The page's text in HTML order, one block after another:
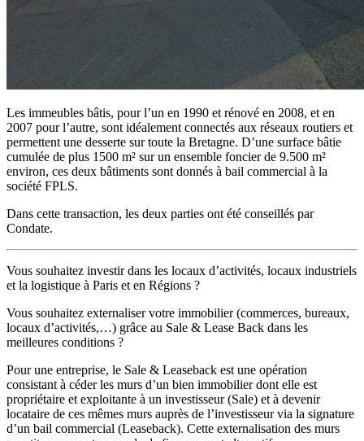
Les immeubles bâtis, pour l’un en 1990 et rénové en 2008, et en
2007 pour l’autre, sont idéalement connectés aux réseaux routiers et
permettent une desserte sur toute la Bretagne. D’une surface bâtie
cumulée de plus 1500 m² sur un ensemble foncier de 9.500 m²
environ, ces deux bâtiments sont donnés à bail commercial à la
société FPLS.
Dans cette transaction, les deux parties ont été conseillés par
Condate.
Vous souhaitez investir dans les locaux d’activités, locaux industriels
et la logistique à Paris et en Régions ?
Vous souhaitez externaliser votre immobilier (commerces, bureaux,
locaux d’activités,…) grâce au Sale & Lease Back dans les
meilleures conditions ?
Pour une entreprise, le Sale & Leaseback est une opération
consistant à céder les murs d’un bien immobilier dont elle est
propriétaire et exploitante à un investisseur (Sale) et à devenir
locataire de ces mêmes murs auprès de l’investisseur via la signature
d’un bail commercial (Leaseback). Cette externalisation des murs